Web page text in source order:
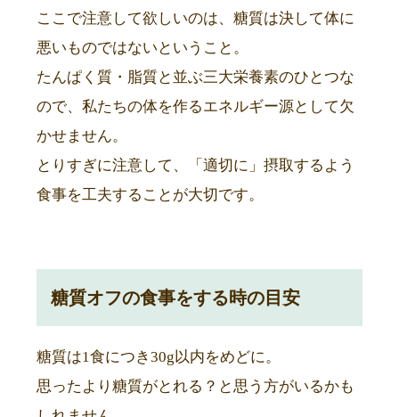
ここで注意して欲しいのは、糖質は決して体に
悪いものではないということ。
たんぱく質・脂質と並ぶ三大栄養素のひとつな
ので、私たちの体を作るエネルギー源として欠
かせません。
とりすぎに注意して、「適切に」摂取するよう
食事を工夫することが大切です。
糖質オフの食事をする時の目安
糖質は1食につき30g以内をめどに。
思ったより糖質がとれる？と思う方がいるかも